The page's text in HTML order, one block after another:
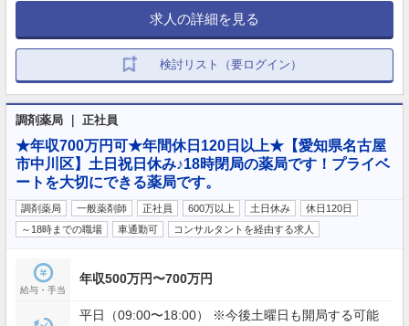
求人の詳細を見る
検討リスト（要ログイン）
調剤薬局 ｜ 正社員
★年収700万円可★年間休日120日以上★【愛知県名古屋
市中川区】土日祝日休み♪18時閉局の薬局です！プライベ
ートを大切にできる薬局です。
調剤薬局 一般薬剤師 正社員 600万以上 土日休み
休日120日
～18時までの職場
車通勤可 コンサルタントを経由する求人
給与・手当
年収500万円〜700万円
平日（09:00〜18:00） ※今後土曜日も開局する可能